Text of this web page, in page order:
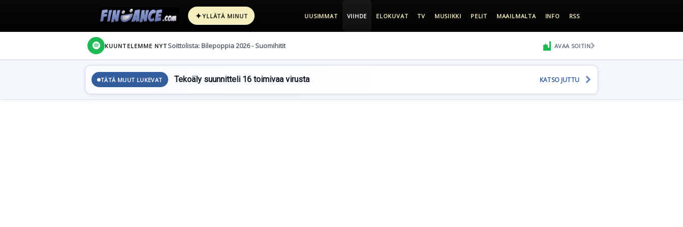
✦YLLÄTÄ MINUT UUSIMMAT VIIHDE ELOKUVAT TV MUSIIKKI PELIT MAAILMALTA INFO RSS
KUUNTELEMME NYT Soittolista: Bilepoppia 2026 - Suomihitit AVAA SOITIN
TÄTÄ MUUT LUKEVAT Tekoäly suunnitteli 16 toimivaa virusta KATSO JUTTU